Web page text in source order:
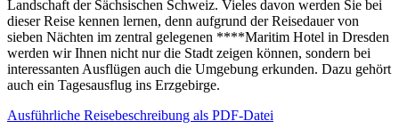
Landschaft der Sächsischen Schweiz. Vieles davon werden Sie bei
dieser Reise kennen lernen, denn aufgrund der Reisedauer von
sieben Nächten im zentral gelegenen ****Maritim Hotel in Dresden
werden wir Ihnen nicht nur die Stadt zeigen können, sondern bei
interessanten Ausflügen auch die Umgebung erkunden. Dazu gehört
auch ein Tagesausflug ins Erzgebirge.
Ausführliche Reisebeschreibung als PDF-Datei